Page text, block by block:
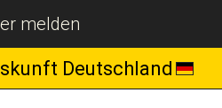
melden
Deutschland